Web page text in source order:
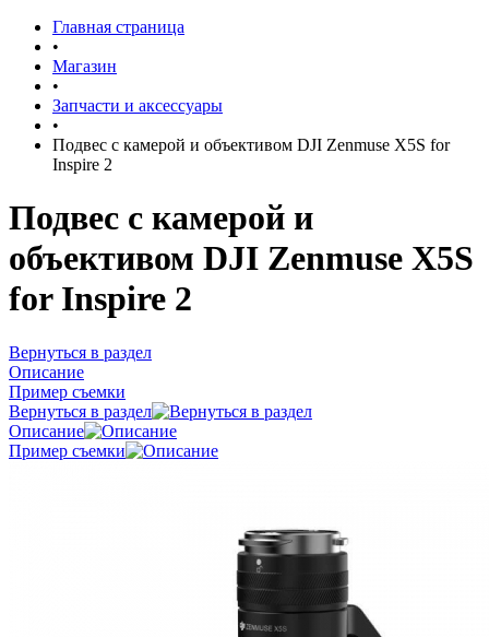
Главная страница
•
Магазин
•
Запчасти и аксессуары
•
Подвес с камерой и объективом DJI Zenmuse X5S for
Inspire 2
Подвес с камерой и
объективом DJI Zenmuse X5S
for Inspire 2
Вернуться в раздел
Описание
Пример съемки
Вернуться в раздел
Описание
Пример съемки